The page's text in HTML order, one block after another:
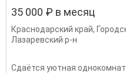
35 000 ₽ в месяц
Краснодарский край,
Лазаревский р-н
Сдаётся уютная